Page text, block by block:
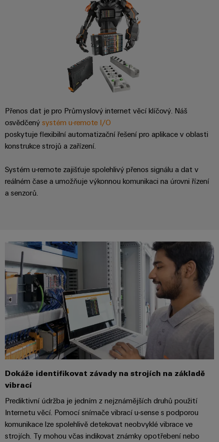
v
oblasti
větrné
energie
Vodík
jako
Výrobci
zařízení
Inovativní
řešení
konektivity
pro
zařízení
Železnice
Moderní
a
digitální
pro
mobilitu
v
železniční
dopravě
Výrobce
originálního
vybavení
(OEM)
Platforma
služeb
easyConnect
a příslušenství
Software
Štítky
značení
Průmyslové
tiskárny
Průmyslové
osvětlení
Infrastruktura
Montážní
služba
Přenos dat je pro Průmyslový internet věcí klíčový. Náš
osvědčený systém u-remote I/O
poskytuje flexibilní automatizační řešení pro aplikace v oblasti
konstrukce strojů a zařízení.
Systém u-remote zajišťuje spolehlivý přenos signálu a dat v
reálném čase a umožňuje výkonnou komunikaci na úrovni řízení
a senzorů.
Dokáže identifikovat závady na strojích na základě
vibrací
Prediktivní údržba je jedním z nejznámějších druhů použití
Internetu věcí. Pomocí snímače vibrací u-sense s podporou
komunikace lze spolehlivě detekovat neobvyklé vibrace ve
strojích. Ty mohou včas indikovat známky opotřebení nebo